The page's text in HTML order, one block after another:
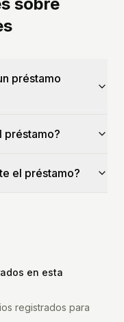
préstamo
préstamo?
el préstamo?
en esta
registrados para